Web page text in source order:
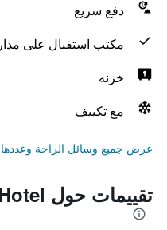
دفع سريع
مكتب استقبال على مدار 24 ساعة
خزنه
مع تكييف
عرض جميع وسائل الراحة وعددها 12
تقييمات حول Hangzhou Sunny Hotel